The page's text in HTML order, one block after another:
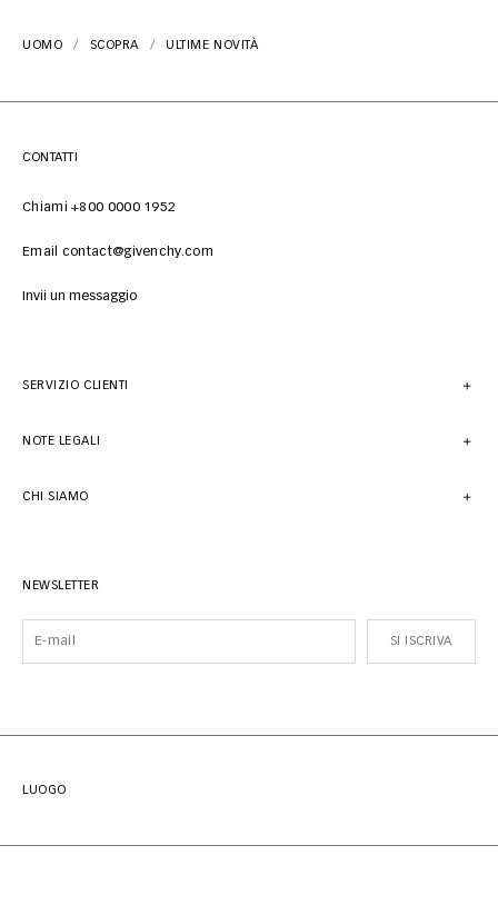
UOMO SCOPRA ULTIME NOVITÀ
CONTATTI
Chiami +800 0000 1952
Email contact@givenchy.com
Invii un messaggio
SERVIZIO CLIENTI
NOTE LEGALI
CHI SIAMO
NEWSLETTER
SI ISCRIVA
LUOGO